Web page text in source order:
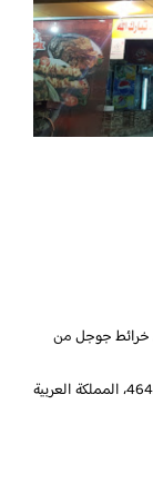
جوجلمن
7500 عمر بن الخطاب،, الزهور، 4847, ينبع 46422، المملكة العربية